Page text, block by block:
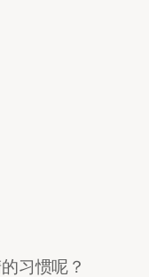
习惯呢？